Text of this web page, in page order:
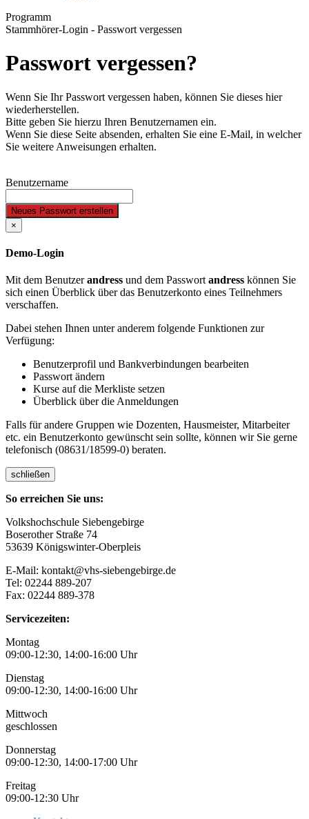
Programm
Stammhörer-Login - Passwort vergessen
Passwort vergessen?
Wenn Sie Ihr Passwort vergessen haben, können Sie dieses hier
wiederherstellen.
Bitte geben Sie hierzu Ihren Benutzernamen ein.
Wenn Sie diese Seite absenden, erhalten Sie eine E-Mail, in welcher
Sie weitere Anweisungen erhalten.
Benutzername
Neues Passwort erstellen
×
Demo-Login
Mit dem Benutzerandress und dem Passwortandress können Sie
sich einen Überblick über das Benutzerkonto eines Teilnehmers
verschaffen.
Dabei stehen Ihnen unter anderem folgende Funktionen zur
Verfügung:
Benutzerprofil und Bankverbindungen bearbeiten
Passwort ändern
Kurse auf die Merkliste setzen
Überblick über die Anmeldungen
Falls für andere Gruppen wie Dozenten, Hausmeister, Mitarbeiter
etc. ein Benutzerkonto gewünscht sein sollte, können wir Sie gerne
telefonisch (08631/18599-0) beraten.
schließen
So erreichen Sie uns:
Volkshochschule Siebengebirge
Boserother Straße 74
53639 Königswinter-Oberpleis
E-Mail: kontakt@vhs-siebengebirge.de
Tel: 02244 889-207
Fax: 02244 889-378
Servicezeiten:
Montag
09:00-12:30, 14:00-16:00 Uhr
Dienstag
09:00-12:30, 14:00-16:00 Uhr
Mittwoch
geschlossen
Donnerstag
09:00-12:30, 14:00-17:00 Uhr
Freitag
09:00-12:30 Uhr